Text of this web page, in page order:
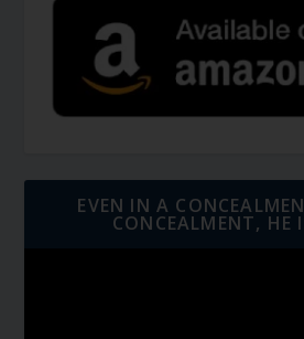
EVEN IN A
CONCEALMENT, HE